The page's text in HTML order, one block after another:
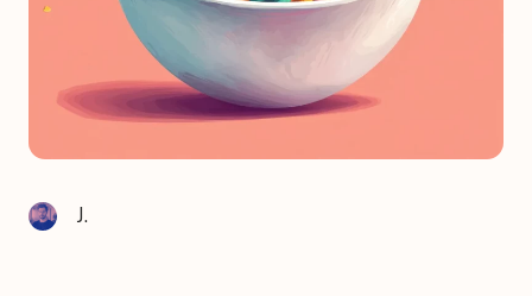
J.